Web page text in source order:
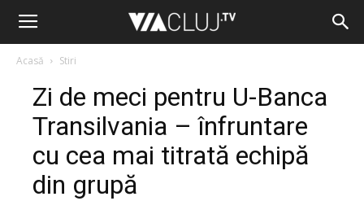
Acasă Stiri
Zi de meci pentru U-Banca
Transilvania – înfruntare
cu cea mai titrată echipă
din grupă